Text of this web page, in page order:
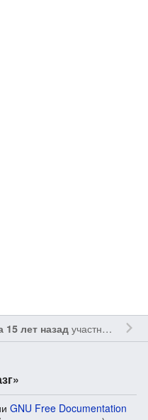
15 лет назадучастником
GNU Free Documentation